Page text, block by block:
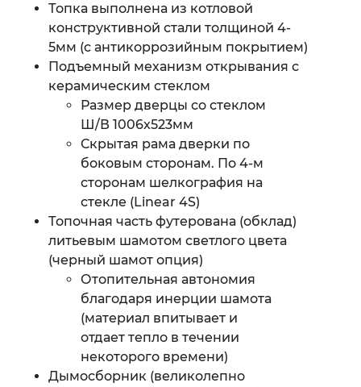
Топка выполнена из котловой
конструктивной стали толщиной 4-
5мм (с антикоррозийным покрытием)
Подъемный механизм открывания с
керамическим стеклом
Размер дверцы со стеклом
Ш/В 1006x523мм
Скрытая рама дверки по
боковым сторонам. По 4-м
сторонам шелкография на
стекле (Linear 4S)
Топочная часть футерована (обклад)
литьевым шамотом светлого цвета
(черный шамот опция)
Отопительная автономия
благодаря инерции шамота
(материал впитывает и
отдает тепло в течении
некоторого времени)
Дымосборник (великолепно